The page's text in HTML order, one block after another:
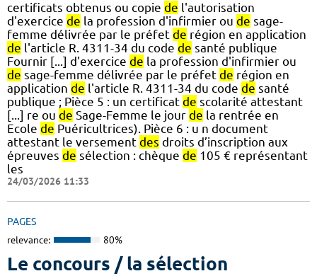
certificats obtenus ou copie de l'autorisation
d'exercice de la profession d'infirmier ou de sage-
femme délivrée par le préfet de région en application
de l'article R. 4311-34 du code de santé publique
Fournir [...] d'exercice de la profession d'infirmier ou
de sage-femme délivrée par le préfet de région en
application de l'article R. 4311-34 du code de santé
publique ; Pièce 5 : un certificat de scolarité attestant
[...] re ou de Sage-Femme le jour de la rentrée en
Ecole de Puéricultrices). Pièce 6 : u n document
attestant le versement des droits d’inscription aux
épreuves de sélection : chèque de 105 € représentant
les
24/03/2026 11:33
PAGES
relevance: 80%
Le concours / la sélection